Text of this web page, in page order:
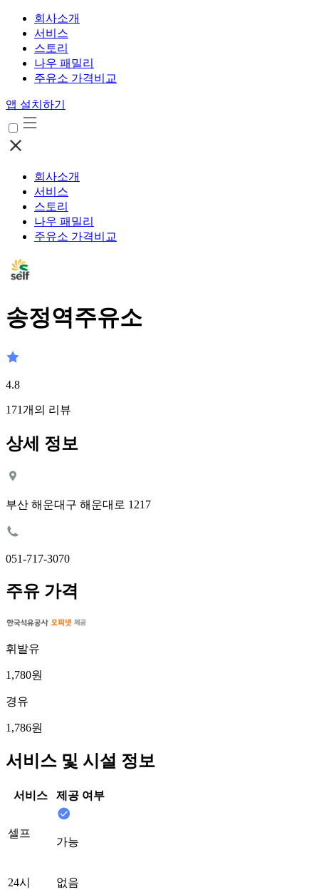
회사소개
서비스
스토리
나우 패밀리
주유소 가격비교
앱 설치하기
회사소개
서비스
스토리
나우 패밀리
주유소 가격비교
송정역주유소
4.8
171개의 리뷰
상세 정보
부산 해운대구 해운대로 1217
051-717-3070
주유 가격
휘발유
1,780원
경유
1,786원
서비스 및 시설 정보
서비스 제공 여부
셀프
가능
24시 없음